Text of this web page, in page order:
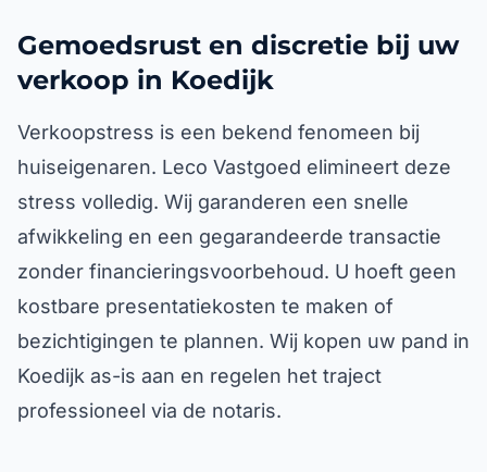
Gemoedsrust en discretie bij uw
verkoop in Koedijk
Verkoopstress is een bekend fenomeen bij
huiseigenaren. Leco Vastgoed elimineert deze
stress volledig. Wij garanderen een snelle
afwikkeling en een gegarandeerde transactie
zonder financieringsvoorbehoud. U hoeft geen
kostbare presentatiekosten te maken of
bezichtigingen te plannen. Wij kopen uw pand in
Koedijk as-is aan en regelen het traject
professioneel via de notaris.